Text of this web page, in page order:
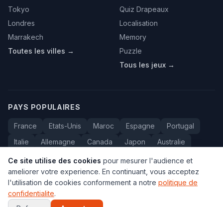
Tokyo
Londres
Marrakech
Toutes les villes →
Quiz Drapeaux
Localisation
Memory
Puzzle
Tous les jeux →
PAYS POPULAIRES
France Etats-Unis Maroc Espagne
Portugal
Italie
Allemagne Canada Japon
Australie
Bresil
Algerie Tunisie Belgique Drapeaux
© 2005-2026 Carte du Monde. Tous droits reserves.
•Contact Confidentialite
Ce site utilise des cookies pour mesurer l'audience et
ameliorer votre experience. En continuant, vous acceptez
l'utilisation de cookies conformement a notre politique de
confidentialite.